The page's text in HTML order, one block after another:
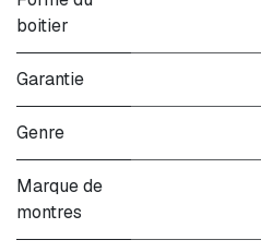
boitier
Garantie
Genre
Marque de
montres